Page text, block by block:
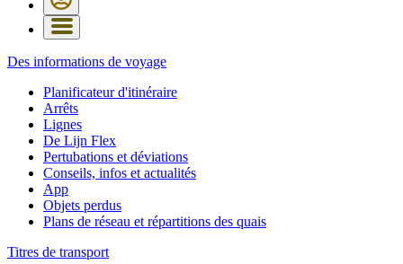
Des informations de voyage
Planificateur d'itinéraire
Arrêts
Lignes
De Lijn Flex
Pertubations et déviations
Conseils, infos et actualités
App
Objets perdus
Plans de réseau et répartitions des quais
Titres de transport